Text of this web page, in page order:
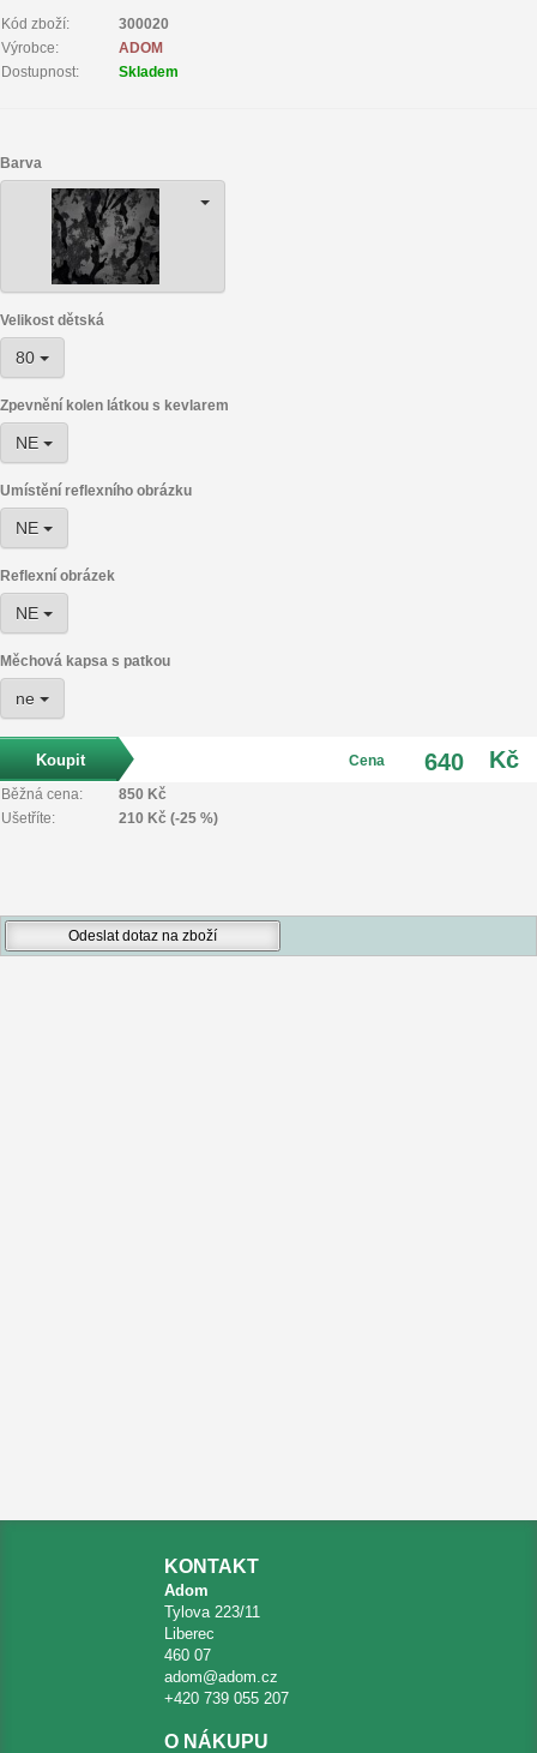
Kód zboží:
300020
Výrobce:
ADOM
Dostupnost:
Skladem
Barva
Velikost dětská
80
Zpevnění kolen látkou s kevlarem
NE
Umístění reflexního obrázku
NE
Reflexní obrázek
NE
Měchová kapsa s patkou
ne
Cena 640 Kč
Běžná cena:
850 Kč
Ušetříte:
210 Kč (-25 %)
KONTAKT
Adom
Tylova 223/11
Liberec
460 07
adom@adom.cz
+420 739 055 207
O NÁKUPU